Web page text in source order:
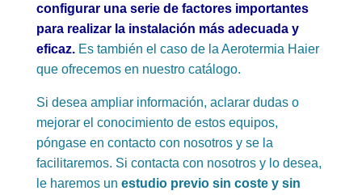
configurar una serie de factores importantes
para realizar la instalación más adecuada y
eficaz.Es también el caso de la Aerotermia Haier
que ofrecemos en nuestro catálogo.
Si desea ampliar información, aclarar dudas o
mejorar el conocimiento de estos equipos,
póngase en contacto con nosotros y se la
facilitaremos. Si contacta con nosotros y lo desea,
le haremos un estudio previo sin coste y sin